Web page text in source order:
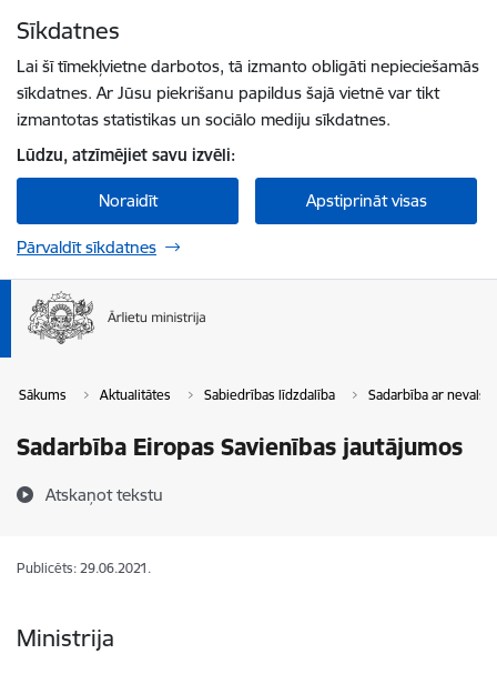
Sīkdatnes
Lai šī tīmekļvietne darbotos, tā izmanto obligāti nepieciešamās
sīkdatnes. Ar Jūsu piekrišanu papildus šajā vietnē var tikt
izmantotas statistikas un sociālo mediju sīkdatnes.
Lūdzu, atzīmējiet savu izvēli:
Noraidīt Apstiprināt visas
Pārvaldīt sīkdatnes
Sākums Aktualitātes Sabiedrības līdzdalība Sadarbība ar
Sadarbība Eiropas Savienības jautājumos
Atskaņot tekstu
Publicēts: 29.06.2021.
Ministrija